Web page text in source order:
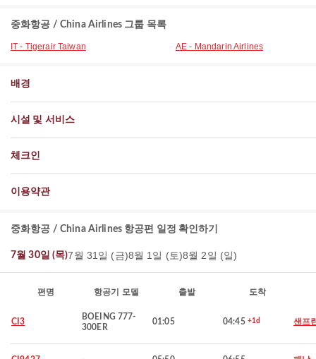
중화항공 / China Airlines 그룹 목록
IT - Tigerair Taiwan AE - Mandarin Airlines
배경
시설 및 서비스
체크인
이용약관
중화항공 / China Airlines 항공편 일정 확인하기
7월 30일 (목)7월 31일 (금)8월 1일 (토)8월 2일 (일)
편명 항공기 모델 출발 도착
CI3
BOEING 777-
300ER
01:05 04:45 +1d 샌프